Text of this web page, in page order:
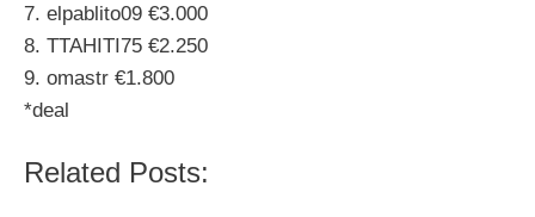
7. elpablito09 €3.000
8. TTAHITI75 €2.250
9. omastr €1.800
*deal
Related Posts: